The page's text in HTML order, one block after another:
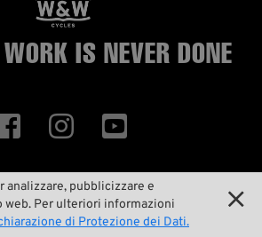
analizzare, pubblicizzare e
web. Per ulteriori informazioni
di Protezione dei Dati.

IS NEVER DONE
  
ID 34352